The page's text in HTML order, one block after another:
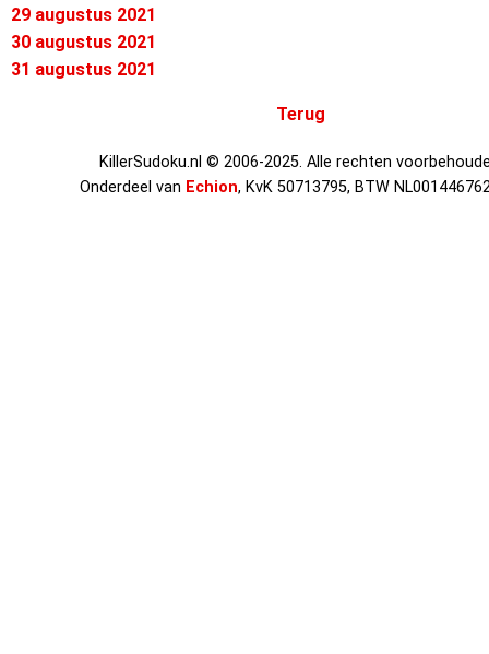
29 augustus 2021
30 augustus 2021
31 augustus 2021
Terug
KillerSudoku.nl © 2006-2025. Alle rechten
Onderdeel van Echion, KvK 50713795, BTW